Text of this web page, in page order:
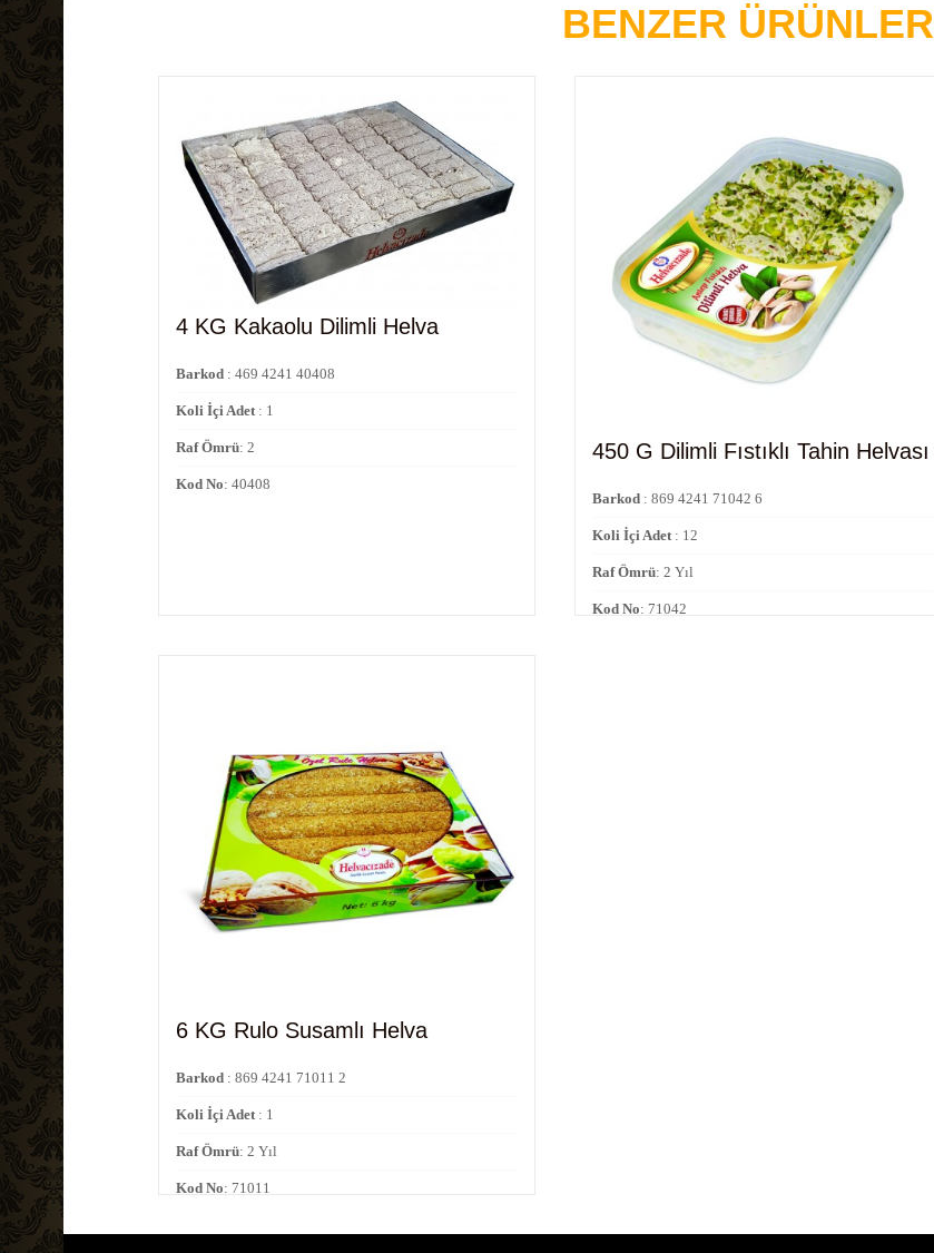
BENZER ÜRÜNLER
4 KG Kakaolu Dilimli Helva
Barkod : 469 4241 40408
Koli İçi Adet : 1
Raf Ömrü: 2
Kod No: 40408
450 G Dilimli Fıstıklı Tahin Helvası
Barkod : 869 4241 71042 6
Koli İçi Adet: 12
Raf Ömrü: 2 Yıl
Kod No: 71042
6 KG Rulo Susamlı Helva
Barkod : 869 4241 71011 2
Koli İçi Adet: 1
Raf Ömrü: 2 Yıl
Kod No: 71011